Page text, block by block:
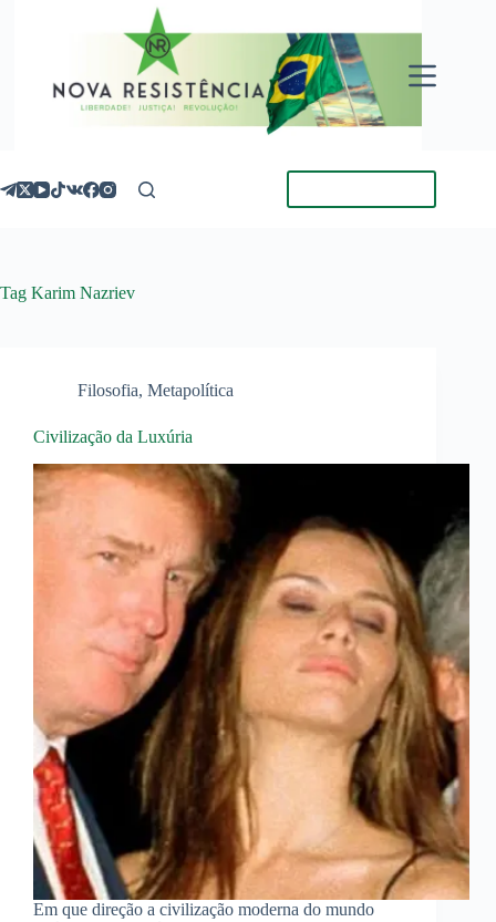
Tag Karim Nazriev
Filosofia, Metapolítica
Civilização da Luxúria
Em que direção a civilização moderna do mundo